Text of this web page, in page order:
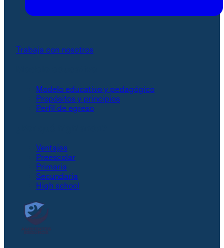
Trabaja con nosotros
Modelo educativo y pedagógico
Propósitos y principios
Perfil de egreso
Ventajas
Preescolar
Primaria
Secundaria
High school